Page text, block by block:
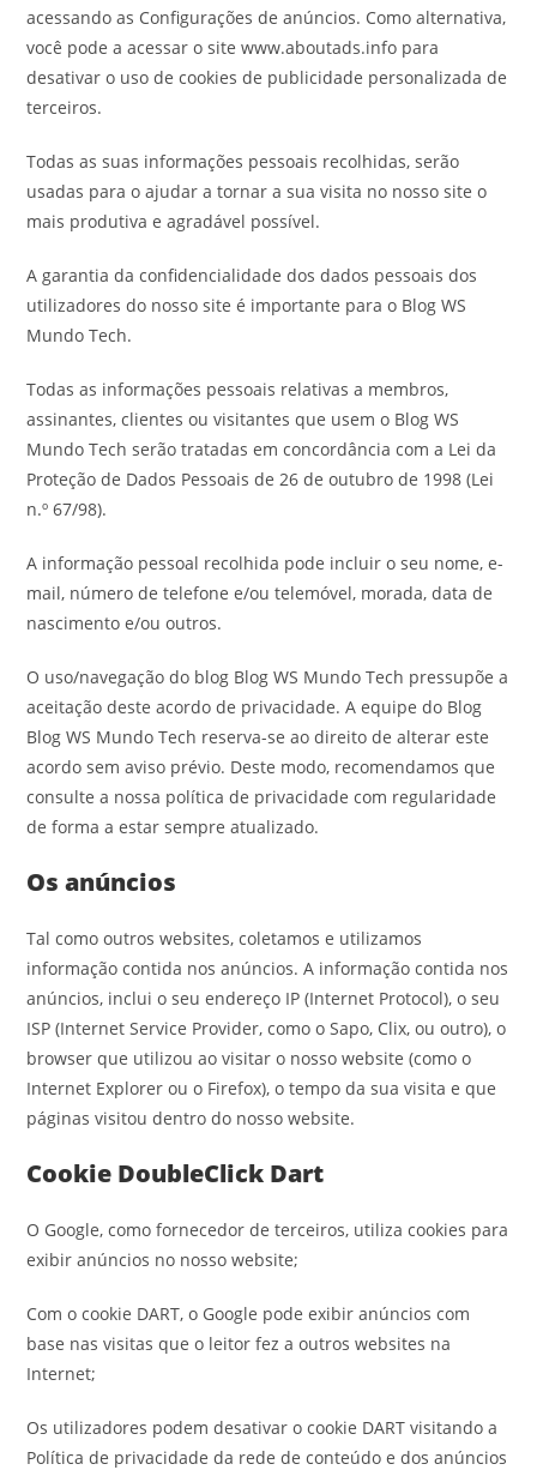
acessando as Configurações de anúncios. Como alternativa,
você pode a acessar o site www.aboutads.info para
desativar o uso de cookies de publicidade personalizada de
terceiros.
Todas as suas informações pessoais recolhidas, serão
usadas para o ajudar a tornar a sua visita no nosso site o
mais produtiva e agradável possível.
A garantia da confidencialidade dos dados pessoais dos
utilizadores do nosso site é importante para o Blog WS
Mundo Tech.
Todas as informações pessoais relativas a membros,
assinantes, clientes ou visitantes que usem o Blog WS
Mundo Tech serão tratadas em concordância com a Lei da
Proteção de Dados Pessoais de 26 de outubro de 1998 (Lei
n.º 67/98).
A informação pessoal recolhida pode incluir o seu nome, e-
mail, número de telefone e/ou telemóvel, morada, data de
nascimento e/ou outros.
O uso/navegação do blog Blog WS Mundo Tech pressupõe a
aceitação deste acordo de privacidade. A equipe do Blog
Blog WS Mundo Tech reserva-se ao direito de alterar este
acordo sem aviso prévio. Deste modo, recomendamos que
consulte a nossa política de privacidade com regularidade
de forma a estar sempre atualizado.
Os anúncios
Tal como outros websites, coletamos e utilizamos
informação contida nos anúncios. A informação contida nos
anúncios, inclui o seu endereço IP (Internet Protocol), o seu
ISP (Internet Service Provider, como o Sapo, Clix, ou outro), o
browser que utilizou ao visitar o nosso website (como o
Internet Explorer ou o Firefox), o tempo da sua visita e que
páginas visitou dentro do nosso website.
Cookie DoubleClick Dart
O Google, como fornecedor de terceiros, utiliza cookies para
exibir anúncios no nosso website;
Com o cookie DART, o Google pode exibir anúncios com
base nas visitas que o leitor fez a outros websites na
Internet;
Os utilizadores podem desativar o cookie DART visitando a
Política de privacidade da rede de conteúdo e dos anúncios